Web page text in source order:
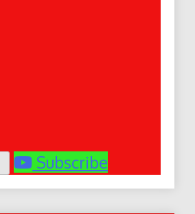
Subscribe